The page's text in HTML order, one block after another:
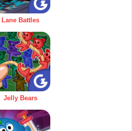
Lane Battles
Jelly Bears